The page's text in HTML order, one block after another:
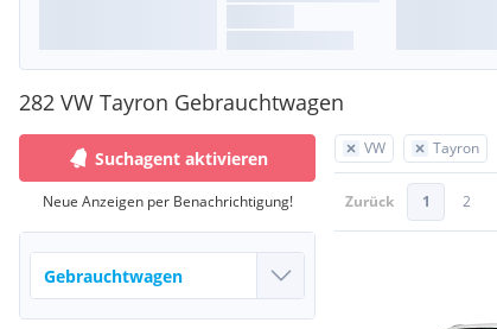
282 VW Tayron Gebrauchtwagen
VW Tayron
Zurück 1 2
Suchagent aktivieren
Neue Anzeigen per Benachrichtigung!